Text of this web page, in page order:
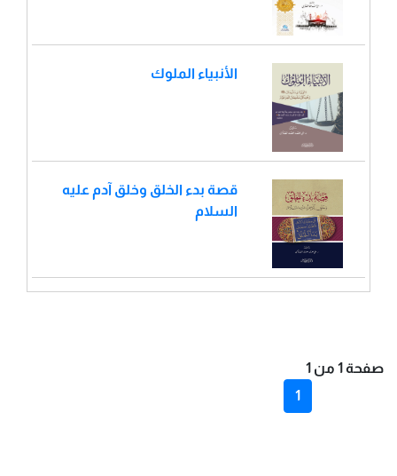
الأنبياء الملوك
قصة بدء الخلق وخلق آدم عليه
السلام
صفحة 1 من 1
1